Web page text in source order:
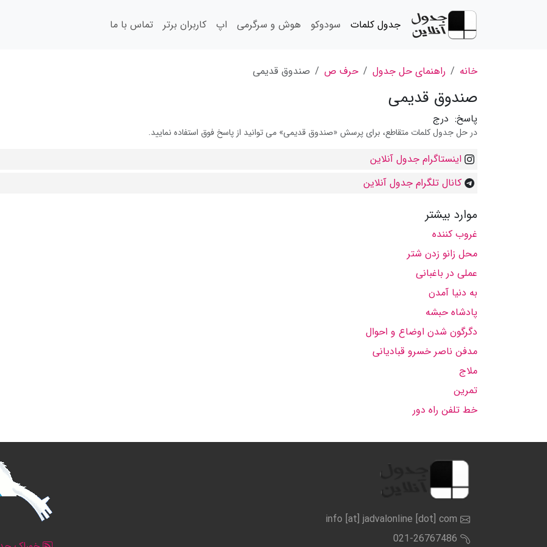
جدول کلمات سودوکو هوش و سرگرمی اپ کاربران برتر تماس با ما
خانه راهنمای حل جدول حرف ص صندوق قدیمی
صندوق قدیمی
پاسخ: درج
در حل جدول کلمات متقاطع، برای پرسش «صندوق قدیمی» می توانید از پاسخ فوق استفاده نمایید.
اینستاگرام جدول آنلاین
کانال تلگرام جدول آنلاین
موارد بیشتر
غروب کننده
محل زانو زدن شتر
عملی در باغبانی
به دنیا آمدن
پادشاه حبشه
دگرگون شدن اوضاع و احوال
مدفن ناصر خسرو قبادیانی
ملاج
تمرین
خط تلفن راه دور
info [at] jadvalonline [dot] com
021-26767486